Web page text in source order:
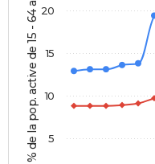
% de la pop. active de 15 - 64 ans 5
10
15
20